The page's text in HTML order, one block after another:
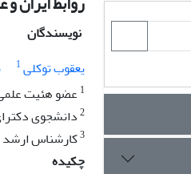
نویسندگان
یعقوب توکلی1
1 عضو هئیت
2دانشجوی
3کارشناس
چکیده